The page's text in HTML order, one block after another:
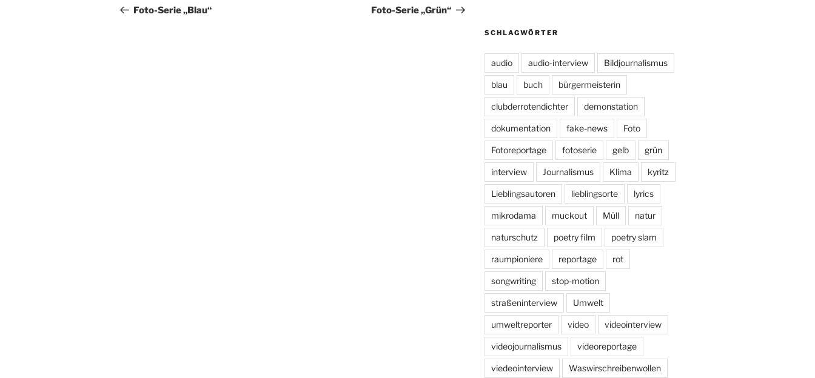
Beitrag
Foto-Serie „Blau“
Beitrag
Foto-Serie „Grün“
SCHLAGWÖRTER
audio audio-interview Bildjournalismus
blau buch bürgermeisterin
clubderrotendichter demonstation
dokumentation fake-news Foto
Fotoreportage fotoserie gelb grün
interview Journalismus Klima kyritz
Lieblingsautoren lieblingsorte lyrics
mikrodama muckout Müll natur
naturschutz poetry film poetry slam
raumpioniere reportage rot
songwriting stop-motion
straßeninterview Umwelt
umweltreporter video videointerview
videojournalismus videoreportage
viedeointerview Waswirschreibenwollen